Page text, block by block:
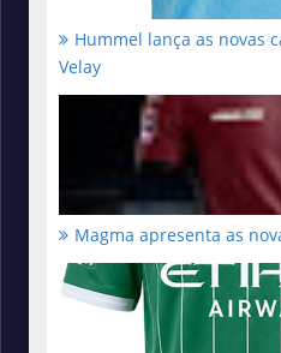
Hummel lança as novas
Velay
Magma apresenta as